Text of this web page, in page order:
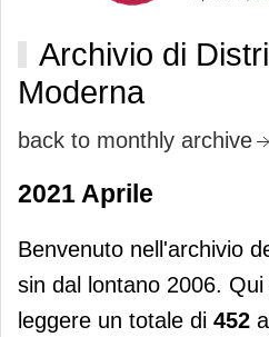
Archivio di
Moderna
back to monthly archive
2021 Aprile
Benvenuto nell'archivio
sin dal lontano 2006.
leggere un totale di 452